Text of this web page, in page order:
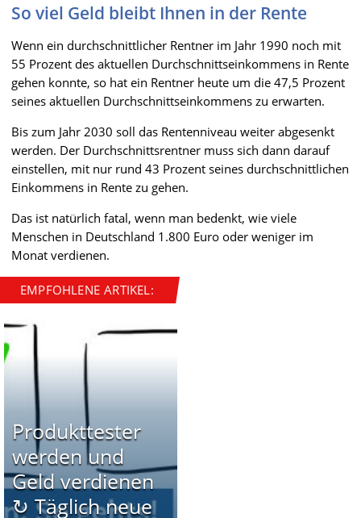
So viel Geld bleibt Ihnen in der Rente
Wenn ein durchschnittlicher Rentner im Jahr 1990 noch mit
55 Prozent des aktuellen Durchschnittseinkommens in Rente
gehen konnte, so hat ein Rentner heute um die 47,5 Prozent
seines aktuellen Durchschnittseinkommens zu erwarten.
Bis zum Jahr 2030 soll das Rentenniveau weiter abgesenkt
werden. Der Durchschnittsrentner muss sich dann darauf
einstellen, mit nur rund 43 Prozent seines durchschnittlichen
Einkommens in Rente zu gehen.
Das ist natürlich fatal, wenn man bedenkt, wie viele
Menschen in Deutschland 1.800 Euro oder weniger im
Monat verdienen.
EMPFOHLENE ARTIKEL:
Produkttester
werden und
Geld verdienen
↻ Täglich neue